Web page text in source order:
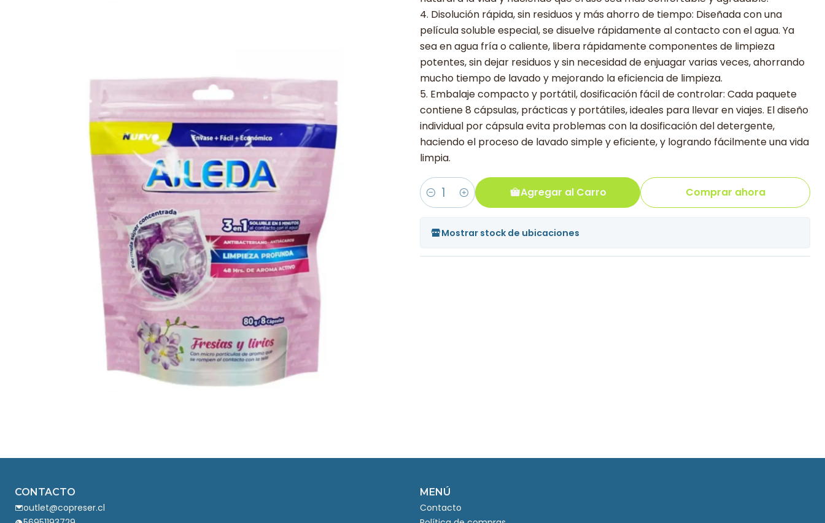
4. Disolución rápida, sin residuos y más ahorro de tiempo: Diseñada con una
película soluble especial, se disuelve rápidamente al contacto con el agua. Ya
sea en agua fría o caliente, libera rápidamente componentes de limpieza
potentes, sin dejar residuos y sin necesidad de enjuagar varias veces, ahorrando
mucho tiempo de lavado y mejorando la eficiencia de limpieza.
5. Embalaje compacto y portátil, dosificación fácil de controlar: Cada paquete
contiene 8 cápsulas, prácticas y portátiles, ideales para llevar en viajes. El diseño
individual por cápsula evita problemas con la dosificación del detergente,
haciendo el proceso de lavado simple y eficiente, y logrando fácilmente una vida
limpia.
Cantidad
Agregar al Carro Comprar ahora
Mostrar stock de ubicaciones
CONTACTO
outlet@copreser.cl
MENÚ
Contacto